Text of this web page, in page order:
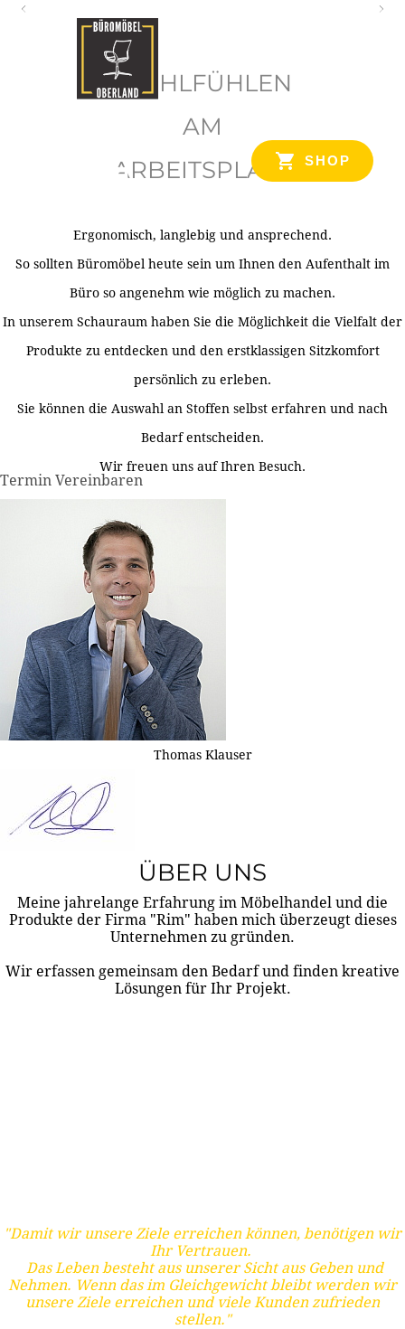
SHOP
WOHLFÜHLEN
AM
ARBEITSPLATZ
Ergonomisch, langlebig und ansprechend.
So sollten Büromöbel heute sein um Ihnen den Aufenthalt im
Büro so angenehm wie möglich zu machen.
In unserem Schauraum haben Sie die Möglichkeit die Vielfalt der
Produkte zu entdecken und den erstklassigen Sitzkomfort
persönlich zu erleben.
Sie können die Auswahl an Stoffen selbst erfahren und nach
Bedarf entscheiden.
Wir freuen uns auf Ihren Besuch.
Termin Vereinbaren
Thomas Klauser
ÜBER UNS
Meine jahrelange Erfahrung im Möbelhandel und die
Produkte der Firma "Rim" haben mich überzeugt dieses
Unternehmen zu gründen.
Wir erfassen gemeinsam den Bedarf und finden kreative
Lösungen für Ihr Projekt.
"Damit wir unsere Ziele erreichen können, benötigen wir
Ihr Vertrauen.
Das Leben besteht aus unserer Sicht aus Geben und
Nehmen. Wenn das im Gleichgewicht bleibt werden wir
unsere Ziele erreichen und viele Kunden zufrieden
stellen."